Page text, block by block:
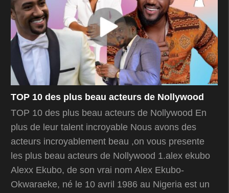
TOP 10 des plus beau acteurs de Nollywood
TOP 10 des plus beau acteurs de Nollywood En
plus de leur talent incroyable Nous avons des
acteurs incroyablement beau ,on vous presente
les plus beau acteurs de Nollywood 1.alex ekubo
Alexx Ekubo, de son vrai nom Alex Ekubo-
Okwaraeke, né le 10 avril 1986 au Nigeria est un